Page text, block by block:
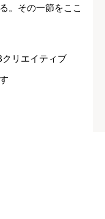
。その一節をここ
リエイティブ